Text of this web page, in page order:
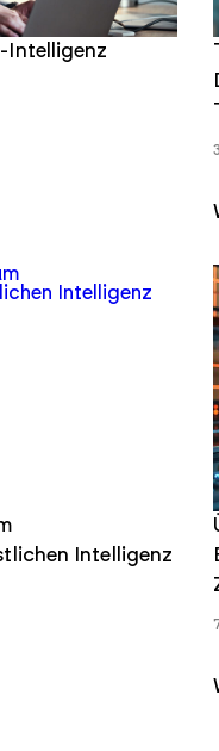
Intelligenz
Intelligenz